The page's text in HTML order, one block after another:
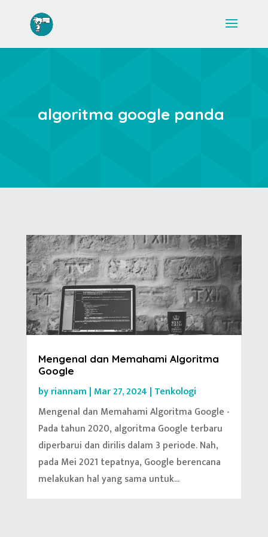
algoritma google panda
Mengenal dan Memahami Algoritma
Google
byriannam | Mar 27, 2024 | Tenkologi
Mengenal dan Memahami Algoritma Google -
Pada tahun 2020, algoritma Google terbaru
diperbarui dan dirilis dalam 3 periode. Nah,
pada Mei 2021 tepatnya, Google berencana
melakukan hal yang sama untuk...